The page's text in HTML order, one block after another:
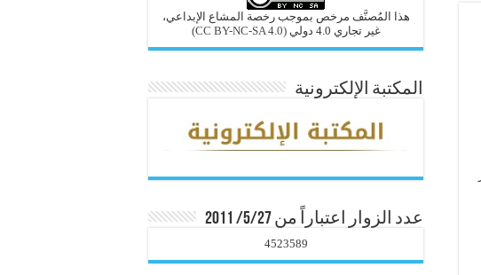
هذا المُصنَّف مرخص بموجب رخصة المشاع الإبداعي،
غير تجاري 4.0 دولي
(CC BY-NC-SA 4.0)
المكتبة الإلكترونية
عدد الزوار اعتباراً من 5/27/ 2011
4523589